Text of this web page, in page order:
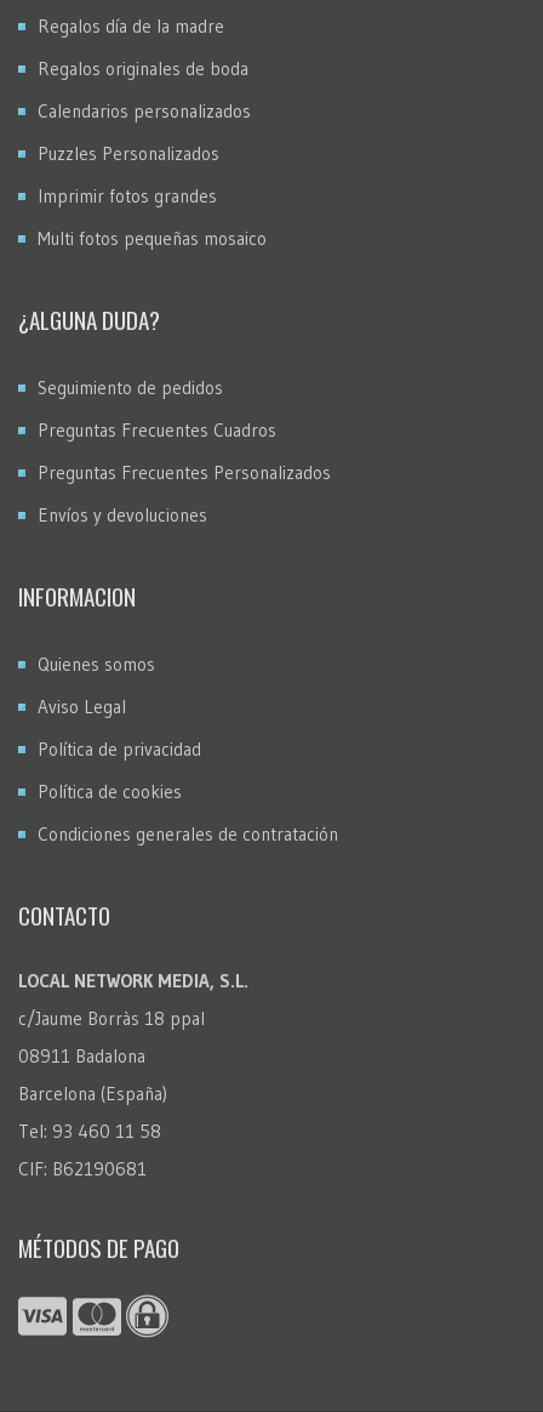
Regalos día de la madre
Regalos originales de boda
Calendarios personalizados
Puzzles Personalizados
Imprimir fotos grandes
Multi fotos pequeñas mosaico
¿ALGUNA DUDA?
Seguimiento de pedidos
Preguntas Frecuentes Cuadros
Preguntas Frecuentes Personalizados
Envíos y devoluciones
INFORMACION
Quienes somos
Aviso Legal
Política de privacidad
Política de cookies
Condiciones generales de contratación
CONTACTO
LOCAL NETWORK MEDIA, S.L.
c/Jaume Borràs 18 ppal
08911 Badalona
Barcelona (España)
Tel: 93 460 11 58
CIF: B62190681
MÉTODOS DE PAGO